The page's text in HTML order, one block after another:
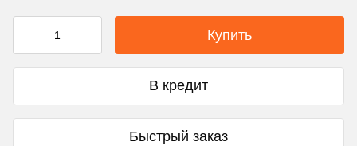
Купить
В кредит
Быстрый заказ